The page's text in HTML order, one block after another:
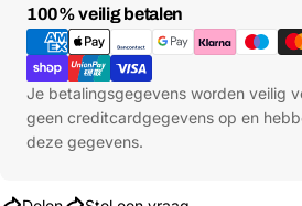
100% veilig betalen
Betaalmethoden
Je betalingsgegevens worden veilig
geen creditcardgegevens op en
deze gegevens.